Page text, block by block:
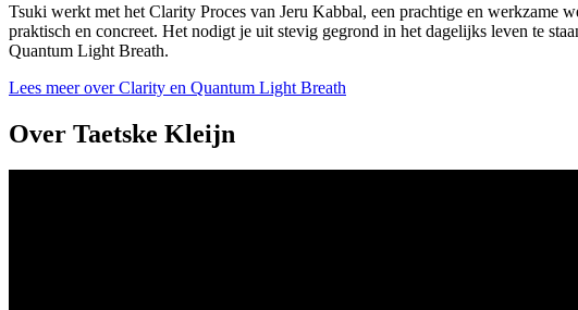
Tsuki werkt met het Clarity Proces van Jeru Kabbal, een prachtige en werkzame
praktisch en concreet. Het nodigt je uit stevig gegrond in het dagelijks leven te
Quantum Light Breath.
Lees meer over Clarity en Quantum Light Breath
Over Taetske Kleijn